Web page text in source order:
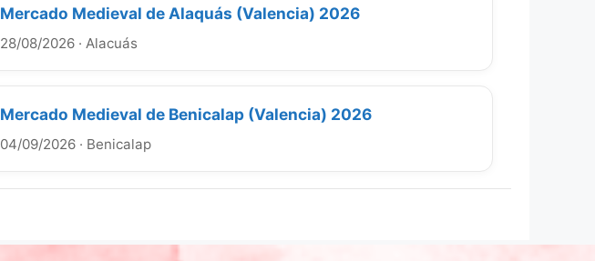
Mercado Medieval de Alaquás (Valencia) 2026
28/08/2026 · Alacuás
Mercado Medieval de Benicalap (Valencia) 2026
04/09/2026 · Benicalap